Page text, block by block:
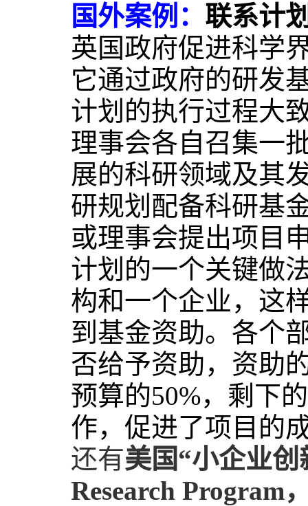
国外案例： 联系计
英国政府促进科学
它通过政府的研发
计划的执行过程大
理事会各自召集一
展的科研领域及其
研规划配备科研基
或理事会提出项目
计划的一个关键做
构和一个企业，这
到基金资助。各个
否给予资助，资助
预算的50%，剩下
作，促进了项目的
还有美国“小企业
Research Program